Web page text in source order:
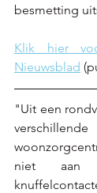
besmetting
Klik hier
Nieuwsblad
"Uit een
niet aan